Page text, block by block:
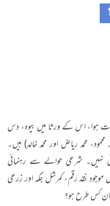
ہوا، اس کے ورثا میں بیوہ، دس
محمد ریاض اور محمد خالد) ہیں۔
نہیں۔ شرعی حوالے سے رہنمائی
موجود نقد رقم، کمرشل جگہ اور زرعی
کس طرح ہو؟